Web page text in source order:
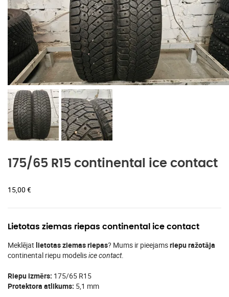
175/65 R15 continental ice contact
15,00 €
Lietotas ziemas riepas continental ice contact
Meklējat lietotas ziemas riepas? Mums ir pieejamsriepu ražotāja
continental riepu modelisice contact.
Riepu izmērs: 175/65 R15
Protektora atlikums: 5,1 mm